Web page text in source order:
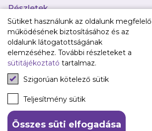
Részletek
Híreink
Tagság kezelése
Press Kit
Újpest FC Shop
Digitális felületeink
Facebook
Instagram
Tiktok
Youtube
Spotify
Sütiket használunk az oldalunk megfelelő
működésének biztosításához és az
oldalunk látogatottságának
elemzéséhez. További részleteket a
sütitájékoztató tartalmaz.
Szigorúan kötelező sütik
Teljesítmény sütik
Összes süti elfogadása